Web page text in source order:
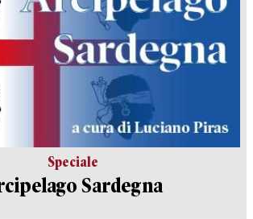
Speciale
Sardegna